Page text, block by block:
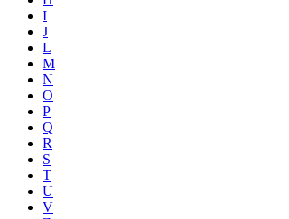
I
J
L
M
N
O
P
Q
R
S
T
U
V